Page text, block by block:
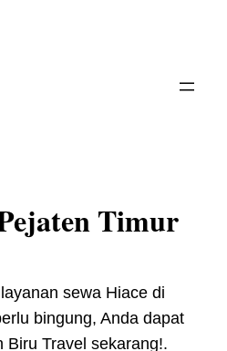
Timur
sewa Hiace di
bingung, Anda dapat
Biru Travel sekarang!.